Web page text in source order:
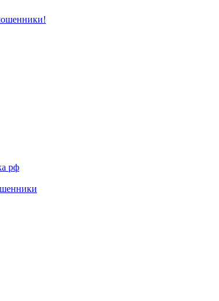
рф